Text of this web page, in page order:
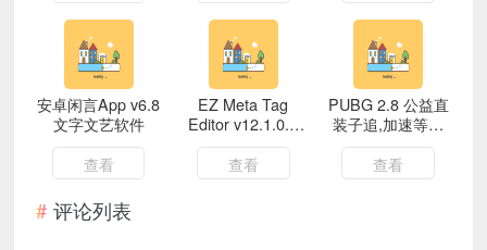
安卓闲言App v6.8
文字文艺软件
查看
EZ Meta Tag
Editor v12.1.0.1
便携版
查看
PUBG 2.8 公益直
装子追,加速等神
奇功能
查看
评论列表